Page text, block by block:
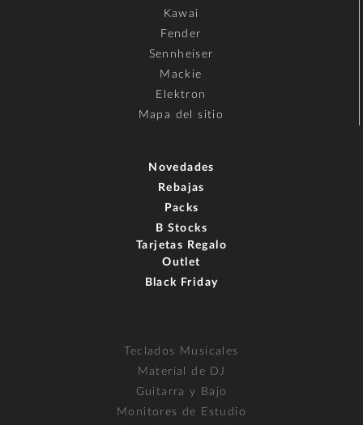
Kawai
Fender
Sennheiser
Mackie
Elektron
Mapa del sitio
Novedades
Rebajas
Packs
B Stocks
Tarjetas Regalo
Outlet
Black Friday
Teclados Musicales
Material de DJ
Guitarra y Bajo
Monitores de Estudio